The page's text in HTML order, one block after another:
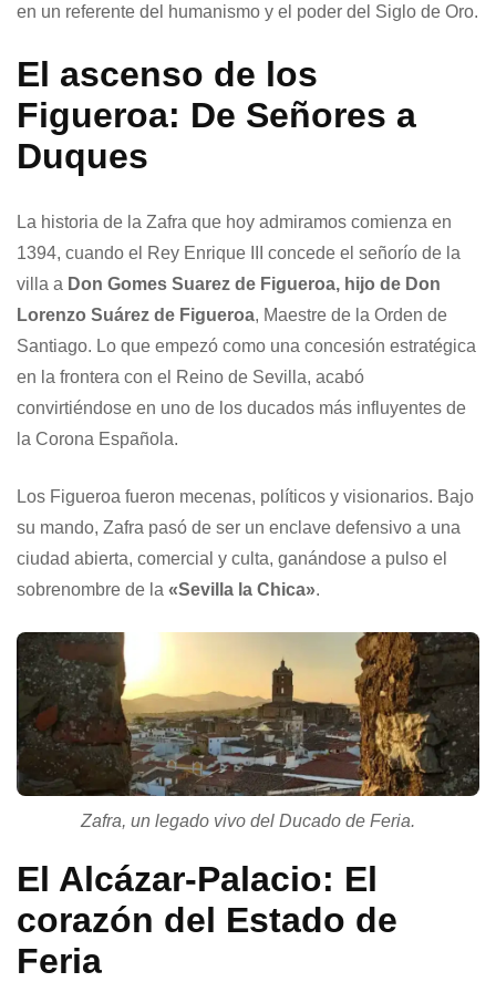
en un referente del humanismo y el poder del Siglo de Oro.
El ascenso de los
Figueroa: De Señores a
Duques
La historia de la Zafra que hoy admiramos comienza en
1394, cuando el Rey Enrique III concede el señorío de la
villa a Don Gomes Suarez de Figueroa, hijo de Don
Lorenzo Suárez de Figueroa, Maestre de la Orden de
Santiago. Lo que empezó como una concesión estratégica
en la frontera con el Reino de Sevilla, acabó
convirtiéndose en uno de los ducados más influyentes de
la Corona Española.
Los Figueroa fueron mecenas, políticos y visionarios. Bajo
su mando, Zafra pasó de ser un enclave defensivo a una
ciudad abierta, comercial y culta, ganándose a pulso el
sobrenombre de la «Sevilla la Chica».
Zafra, un legado vivo del Ducado de Feria.
El Alcázar-Palacio: El
corazón del Estado de
Feria